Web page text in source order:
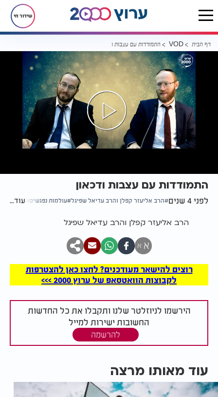
שידור חי
דף הבית VOD התמודדות עם עצבות ודכאון
התמודדות עם עצבות ודכאון
לפני 4 שנים הרב אליעזר קפלן והרב עדיאל שפיגל עולמות נפגשים עצבות
עוד...
הרב אליעזר קפלן והרב עדיאל שפיגל
א א
רוצים להישאר מעודכנים? לחצו כאן להצטרפות
לקבוצות הוואטסאפ של ערוץ 2000 >>>
הירשמו לניוזלטר שלנו ותקבלו את כל החדשות
החשובות ישירות למייל
להרשמה
עוד מאותו מרצה